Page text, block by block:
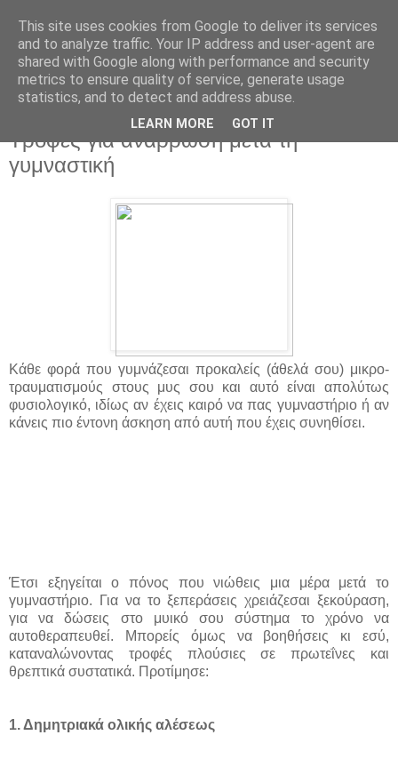
Τροφές για ανάρρωση μετά τη
γυμναστική
Κάθε φορά που γυμνάζεσαι προκαλείς (άθελά σου) μικρο-
τραυματισμούς στους μυς σου και αυτό είναι απολύτως
φυσιολογικό, ιδίως αν έχεις καιρό να πας γυμναστήριο ή αν
κάνεις πιο έντονη άσκηση από αυτή που έχεις συνηθίσει.
Έτσι εξηγείται ο πόνος που νιώθεις μια μέρα μετά το
γυμναστήριο. Για να το ξεπεράσεις χρειάζεσαι ξεκούραση,
για να δώσεις στο μυικό σου σύστημα το χρόνο να
αυτοθεραπευθεί. Μπορείς όμως να βοηθήσεις κι εσύ,
καταναλώνοντας τροφές πλούσιες σε πρωτεΐνες και
θρεπτικά συστατικά. Προτίμησε:
1. Δημητριακά ολικής αλέσεως
This site uses cookies from Google to deliver its services
and to analyze traffic. Your IP address and user-agent are
shared with Google along with performance and security
metrics to ensure quality of service, generate usage
statistics, and to detect and address abuse.
LEARN MORE GOT IT